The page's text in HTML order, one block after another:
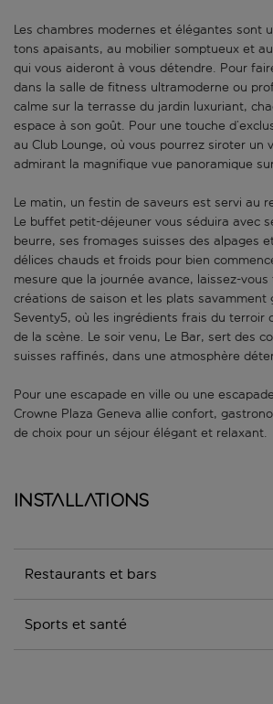
Les chambres modernes et élégantes sont
tons apaisants, au mobilier somptueux et
qui vous aideront à vous détendre. Pour
dans la salle de fitness ultramoderne ou
calme sur la terrasse du jardin luxuriant,
espace à son goût. Pour une touche
au Club Lounge, où vous pourrez siroter un
admirant la magnifique vue panoramique
Le matin, un festin de saveurs est servi au
Le buffet petit-déjeuner vous séduira avec
beurre, ses fromages suisses des alpages
délices chauds et froids pour bien
mesure que la journée avance, laissez-
créations de saison et les plats savamment
Seventy5, où les ingrédients frais du terroir
de la scène. Le soir venu, Le Bar, sert des
suisses raffinés, dans une atmosphère
Pour une escapade en ville ou une
Crowne Plaza Geneva allie confort,
de choix pour un séjour élégant et relaxant.
Installations
Restaurants et bars
Sports et santé